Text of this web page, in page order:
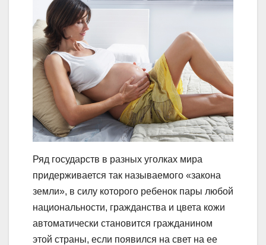
Ряд государств в разных уголках мира
придерживается так называемого «закона
земли», в силу которого ребенок пары любой
национальности, гражданства и цвета кожи
автоматически становится гражданином
этой страны, если появился на свет на ее